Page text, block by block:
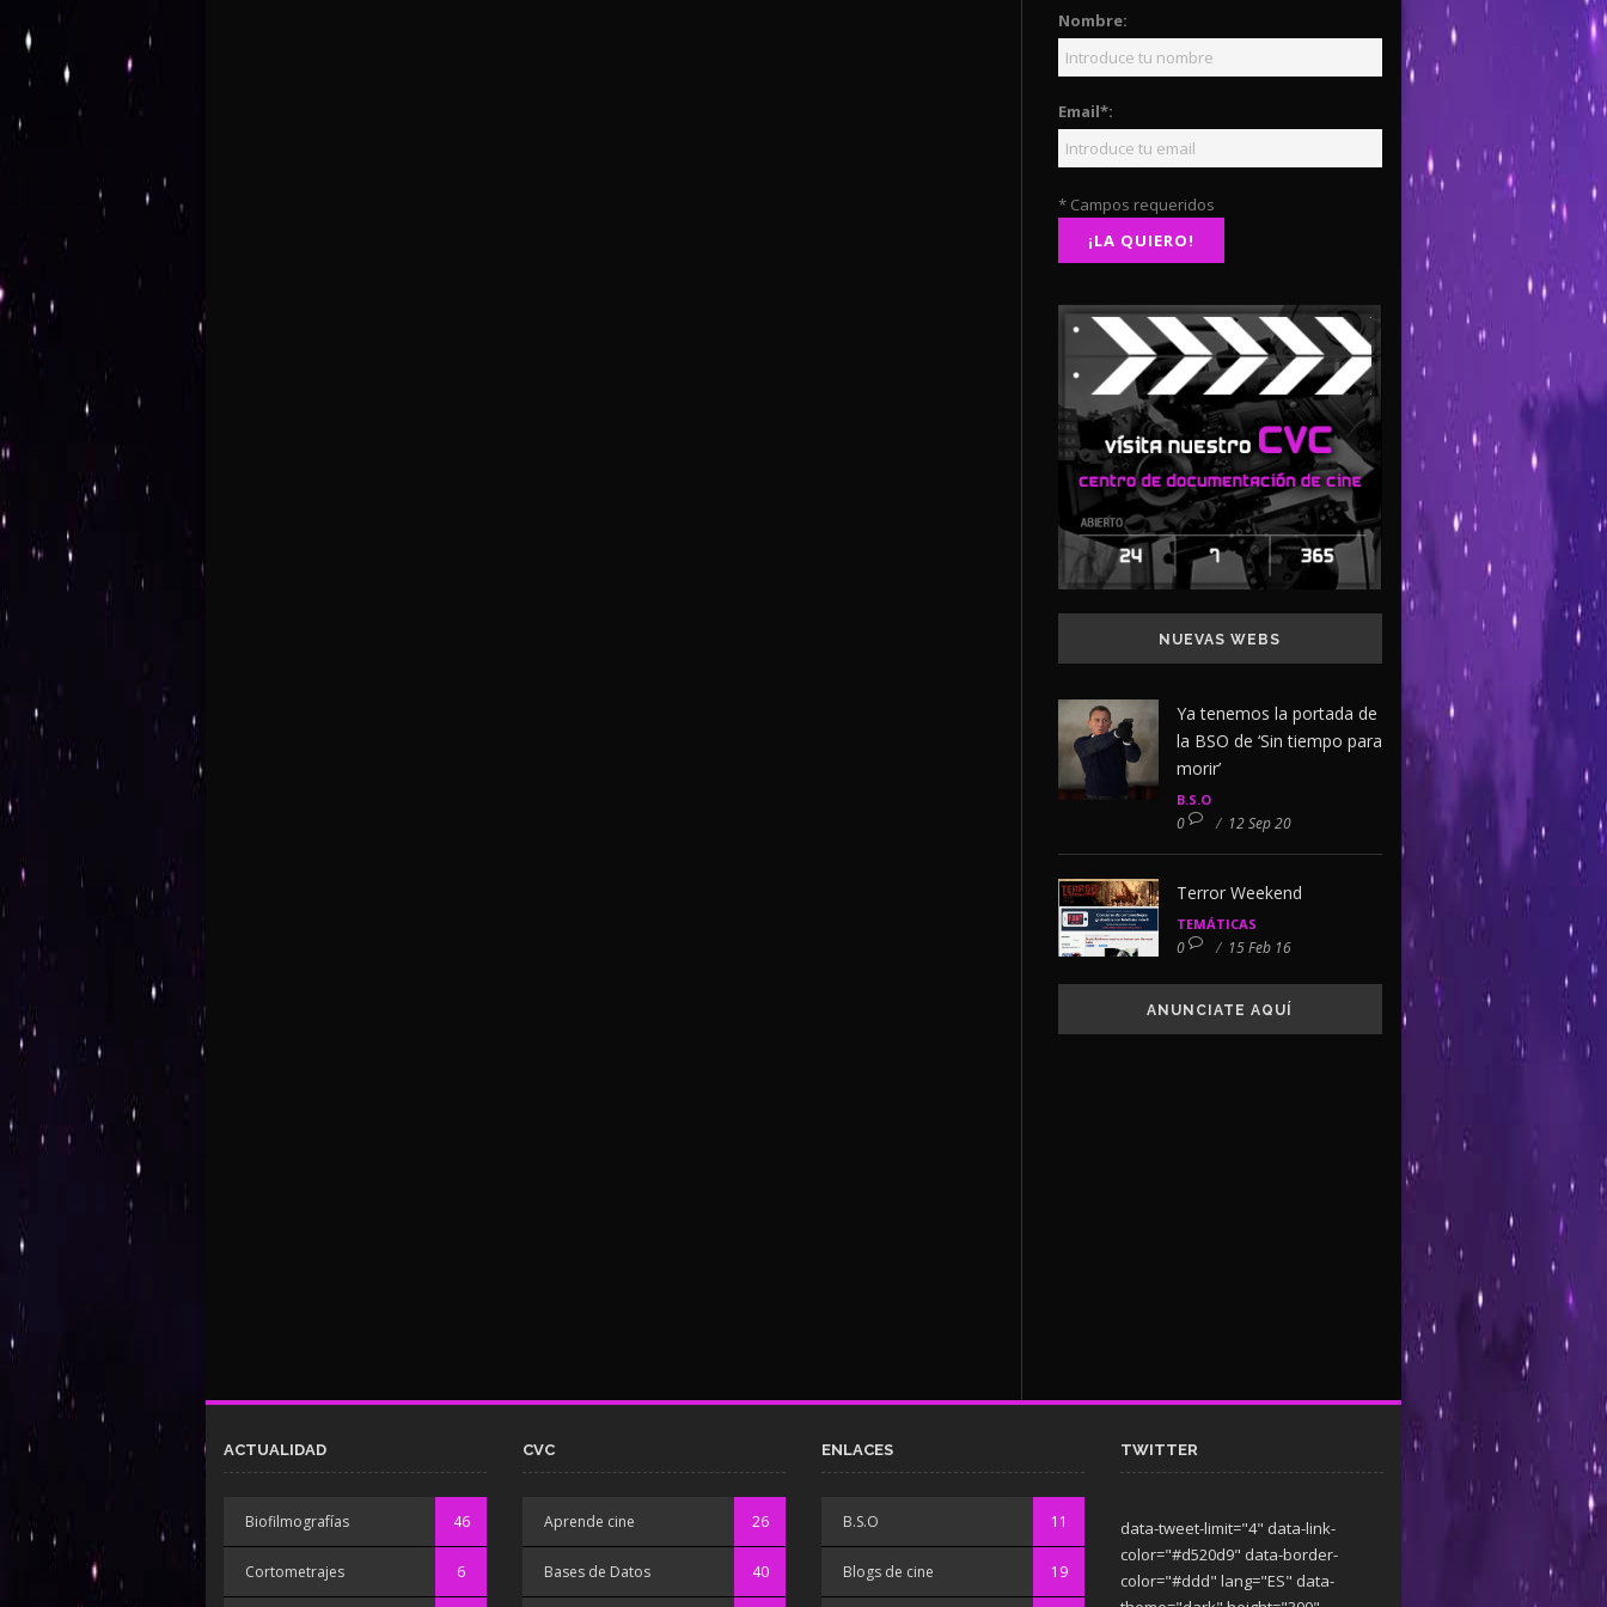
Nombre:
Email*:
* Campos requeridos
NUEVAS WEBS
Ya tenemos la portada de
la BSO de ‘Sin tiempo para
morir’
B.S.O
0 / 12 Sep 20
Terror Weekend
TEMÁTICAS
0 / 15 Feb 16
ANUNCIATE AQUÍ
ACTUALIDAD
Biofilmografías 46
Cortometrajes 6
CVC
Aprende cine 26
Bases de Datos 40
ENLACES
B.S.O 11
Blogs de cine 19
TWITTER
data-tweet-limit="4" data-link-
color="#d520d9" data-border-
color="#ddd" lang="ES" data-